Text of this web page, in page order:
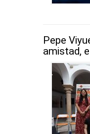
Pepe
amistad,